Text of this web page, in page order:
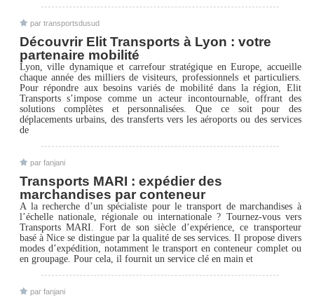
par transportsdusud
Découvrir Elit Transports à Lyon : votre
partenaire mobilité
Lyon, ville dynamique et carrefour stratégique en Europe, accueille
chaque année des milliers de visiteurs, professionnels et particuliers.
Pour répondre aux besoins variés de mobilité dans la région, Elit
Transports s’impose comme un acteur incontournable, offrant des
solutions complètes et personnalisées. Que ce soit pour des
déplacements urbains, des transferts vers les aéroports ou des services
de
par fanjani
Transports MARI : expédier des
marchandises par conteneur
A la recherche d’un spécialiste pour le transport de marchandises à
l’échelle nationale, régionale ou internationale ? Tournez-vous vers
Transports MARI. Fort de son siècle d’expérience, ce transporteur
basé à Nice se distingue par la qualité de ses services. Il propose divers
modes d’expédition, notamment le transport en conteneur complet ou
en groupage. Pour cela, il fournit un service clé en main et
par fanjani